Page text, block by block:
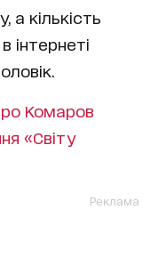
а кількість
інтернеті
Комаров
«Світу
Реклама